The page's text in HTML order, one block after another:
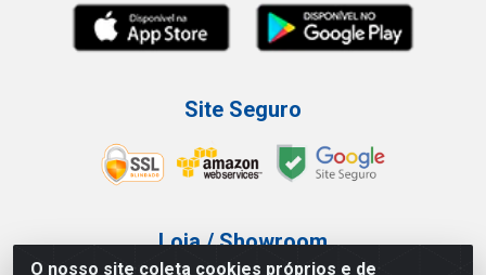
O nosso site coleta cookies próprios e de
Site Seguro
Loja / Showroom